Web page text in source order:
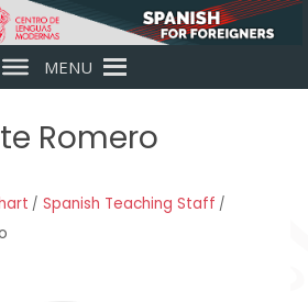
MENU
Romero
Spanish Teaching Staff